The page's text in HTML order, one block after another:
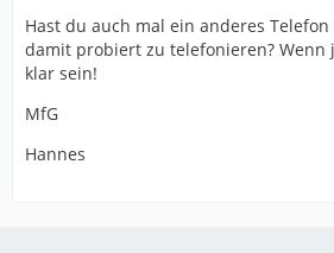
Hast du auch mal ein anderes
damit probiert zu telefonieren? Wenn
klar sein!
MfG
Hannes